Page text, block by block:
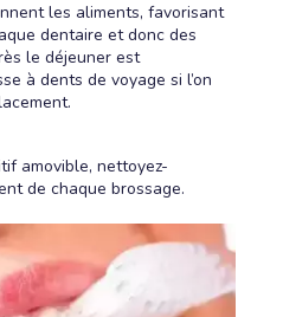
les aliments, favorisant
dentaire et donc des
le déjeuner est
à dents de voyage si l’on
amovible, nettoyez-
de chaque brossage.